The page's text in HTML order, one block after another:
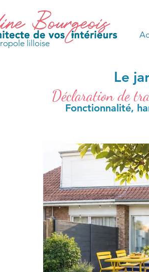
lilloise
Le
Déclaration de
Fonctionnalité,